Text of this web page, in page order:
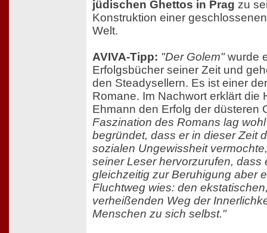
jüdischen Ghettos in Prag zu
Konstruktion einer
Welt.
AVIVA-Tipp: "Der Golem"wurde
Erfolgsbücher seiner Zeit und
den Steadysellern. Es ist einer
Romane. Im Nachwort erklärt die
Ehmann den Erfolg der düsteren
Faszination des Romans lag
begründet, dass er in dieser Zeit
sozialen Ungewissheit
seiner Leser hervorzurufen, dass
gleichzeitig zur Beruhigung aber
Fluchtweg wies: den
verheißenden Weg der
Menschen zu sich selbst."